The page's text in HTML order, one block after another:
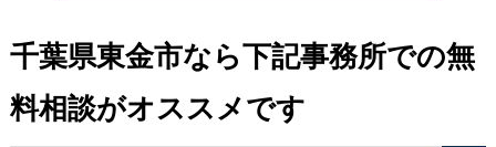
千葉県東金市なら下記事務所での無
料相談がオススメです